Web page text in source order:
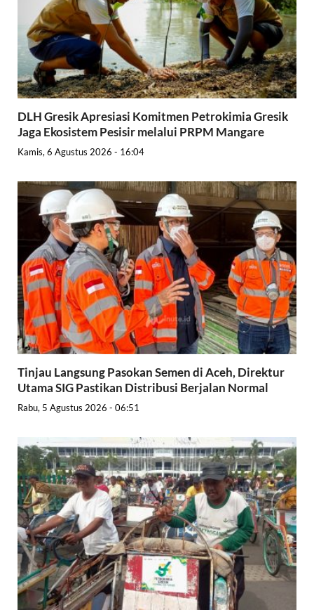
DLH Gresik Apresiasi Komitmen Petrokimia Gresik
Jaga Ekosistem Pesisir melalui PRPM Mangare
Kamis, 6 Agustus 2026 - 16:04
Tinjau Langsung Pasokan Semen di Aceh, Direktur
Utama SIG Pastikan Distribusi Berjalan Normal
Rabu, 5 Agustus 2026 - 06:51